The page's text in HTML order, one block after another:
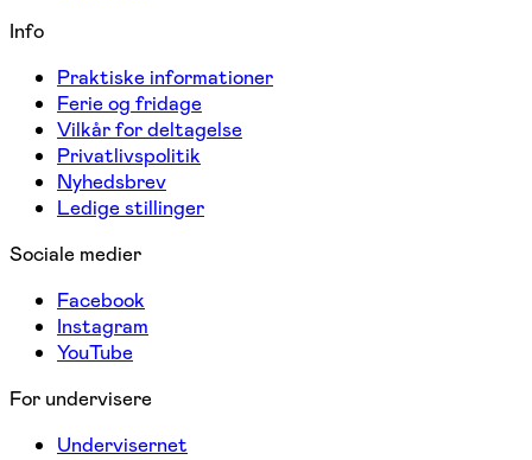
Info
Praktiske informationer
Ferie og fridage
Vilkår for deltagelse
Privatlivspolitik
Nyhedsbrev
Ledige stillinger
Sociale medier
Facebook
Instagram
YouTube
For undervisere
Undervisernet